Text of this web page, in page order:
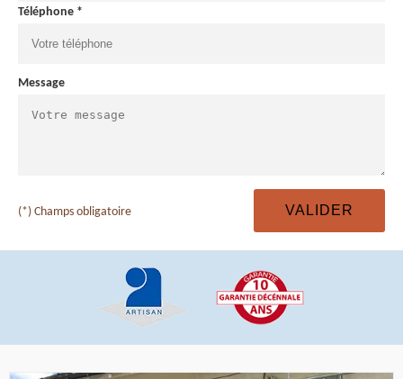
Téléphone *
Message
(*) Champs obligatoire